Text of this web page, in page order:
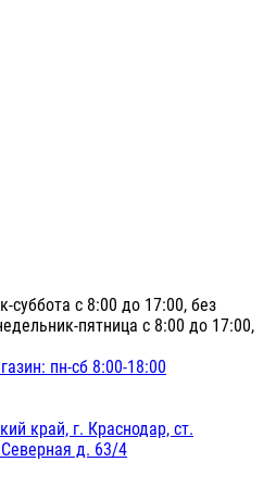
суббота с 8:00 до 17:00, без
пятница с 8:00 до 17:00,
пн-сб 8:00-18:00
край, г. Краснодар, ст.
Северная д. 63/4